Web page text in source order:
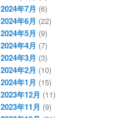
2024年7月 (6)
2024年6月 (22)
2024年5月 (9)
2024年4月 (7)
2024年3月 (3)
2024年2月 (10)
2024年1月 (15)
2023年12月 (11)
2023年11月 (9)